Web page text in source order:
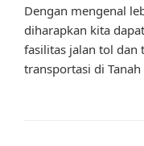
Dengan mengenal
diharapkan kita
fasilitas jalan tol dan
transportasi di Tanah